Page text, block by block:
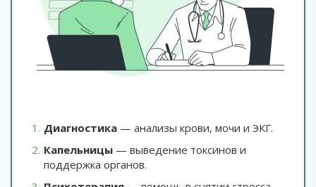
Диагностика — анализы крови, мочи и ЭКГ.
Капельницы — выведение токсинов и
поддержка органов.